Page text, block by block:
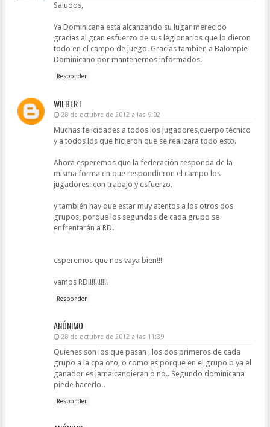
Saludos,
Ya Dominicana esta alcanzando su lugar merecido
gracias al gran esfuerzo de sus legionarios que lo dieron
todo en el campo de juego. Gracias tambien a Balompie
Dominicano por mantenernos informados.
Responder
WILBERT
28 de octubre de 2012 a las 9:02
Muchas felicidades a todos los jugadores,cuerpo técnico
y a todos los que hicieron que se realizara todo esto.
Ahora esperemos que la federación responda de la
misma forma en que respondieron el campo los
jugadores: con trabajo y esfuerzo.
y también hay que estar muy atentos a los otros dos
grupos, porque los segundos de cada grupo se
enfrentarán a RD.
esperemos que nos vaya bien!!!
vamos RD!!!!!!!!!!!
Responder
ANÓNIMO
28 de octubre de 2012 a las 11:39
Quienes son los que pasan , los dos primeros de cada
grupo a la cpa oro, o como es porque en el grupo b ya el
ganador es jamaicanqieran o no.. Segundo dominicana
piede hacerlo..
Responder